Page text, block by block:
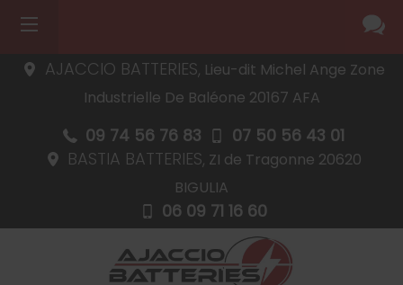
AJACCIO BATTERIES, Lieu-dit Michel Ange Zone
Industrielle De Baléone 20167 AFA
09 74 56 76 83 07 50 56 43 01
BASTIA BATTERIES, ZI de Tragonne 20620
BIGULIA
06 09 71 16 60